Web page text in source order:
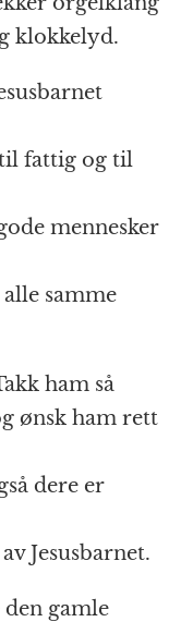
klokkelyd.
fattig og til
mennesker
samme
ham så
ønsk ham rett
dere er
Jesusbarnet.
gamle